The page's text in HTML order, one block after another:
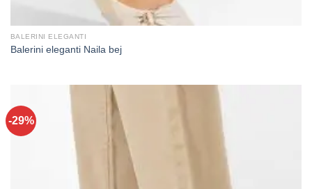
BALERINI ELEGANTI
Balerini eleganti Naila bej
-29%